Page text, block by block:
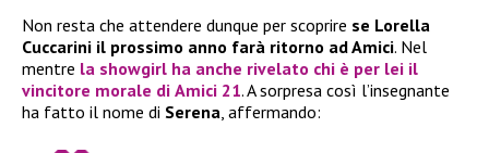
Non resta che attendere dunque per scoprire se Lorella
Cuccarini il prossimo anno farà ritorno ad Amici. Nel
mentre la showgirl ha anche rivelato chi è per lei il
vincitore morale di Amici 21. A sorpresa così l’insegnante
ha fatto il nome di Serena, affermando: